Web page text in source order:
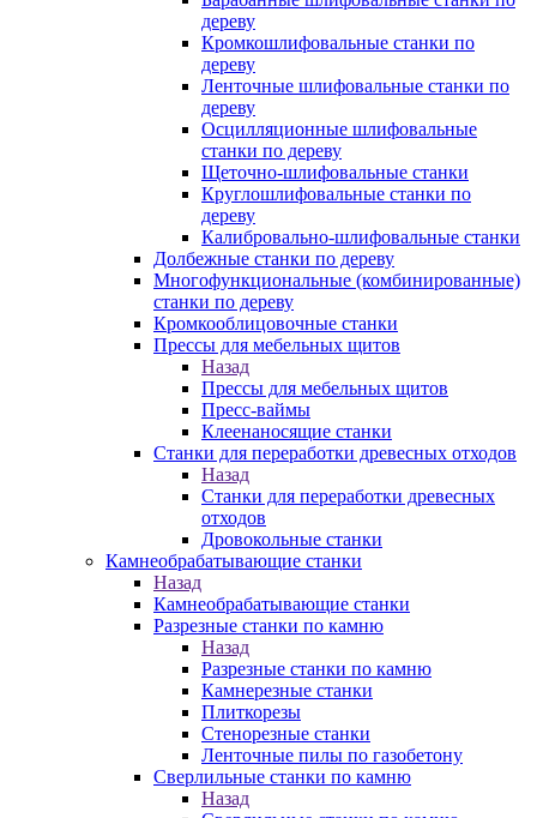
дереву
Кромкошлифовальные станки по
дереву
Ленточные шлифовальные станки по
дереву
Осцилляционные шлифовальные
станки по дереву
Щеточно-шлифовальные станки
Круглошлифовальные станки по
дереву
Калибровально-шлифовальные станки
Долбежные станки по дереву
Многофункциональные (комбинированные)
станки по дереву
Кромкооблицовочные станки
Прессы для мебельных щитов
Назад
Прессы для мебельных щитов
Пресс-ваймы
Клеенаносящие станки
Станки для переработки древесных отходов
Назад
Станки для переработки древесных
отходов
Дровокольные станки
Камнеобрабатывающие станки
Назад
Камнеобрабатывающие станки
Разрезные станки по камню
Назад
Разрезные станки по камню
Камнерезные станки
Плиткорезы
Стенорезные станки
Ленточные пилы по газобетону
Сверлильные станки по камню
Назад